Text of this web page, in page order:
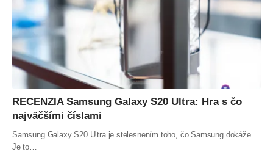
RECENZIA Samsung Galaxy S20 Ultra: Hra s čo
najväčšími číslami
Samsung Galaxy S20 Ultra je stelesnením toho, čo Samsung dokáže.
Je to…